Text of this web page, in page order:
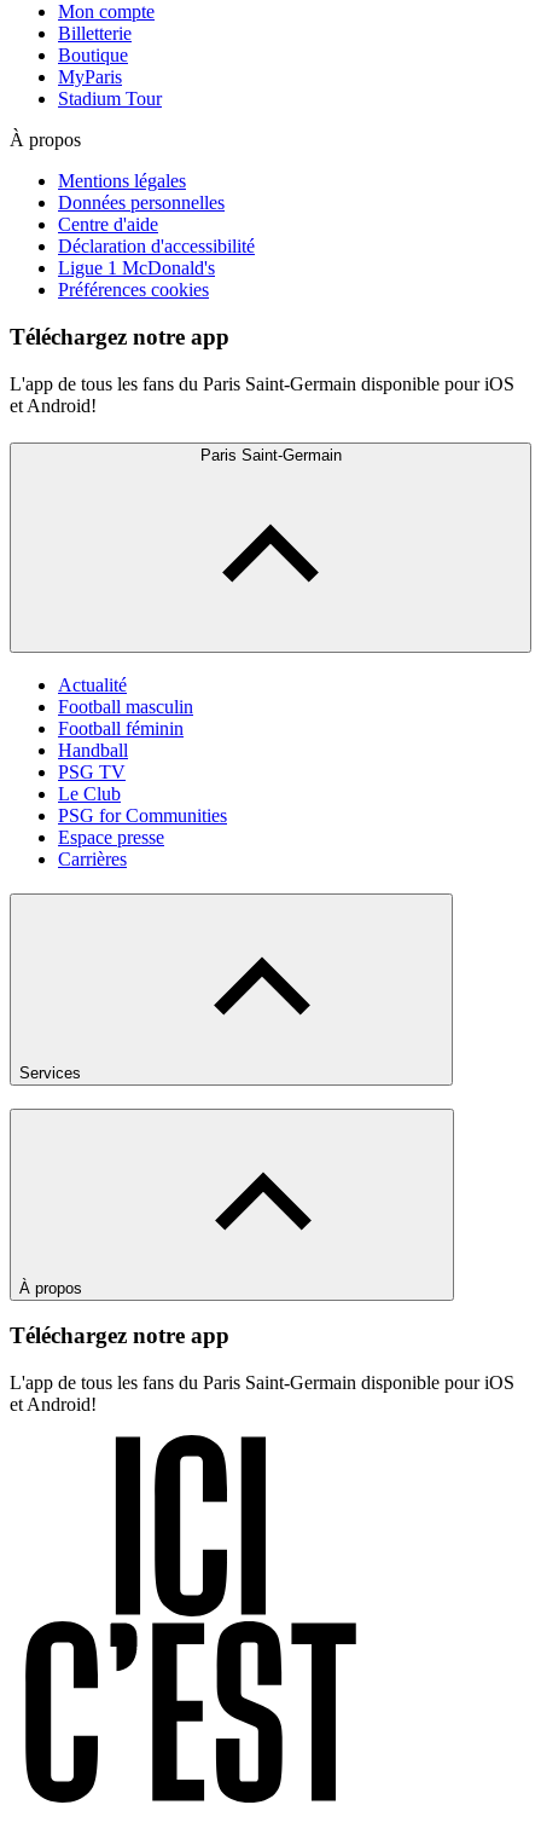
Mon compte
Billetterie
Boutique
MyParis
Stadium Tour
À propos
Mentions légales
Données personnelles
Centre d'aide
Déclaration d'accessibilité
Ligue 1 McDonald's
Préférences cookies
Téléchargez notre app
L'app de tous les fans du Paris Saint-Germain disponible pour iOS
et Android!
Paris Saint-Germain
Actualité
Football masculin
Football féminin
Handball
PSG TV
Le Club
PSG for Communities
Espace presse
Carrières
Services
À propos
Téléchargez notre app
L'app de tous les fans du Paris Saint-Germain disponible pour iOS
et Android!